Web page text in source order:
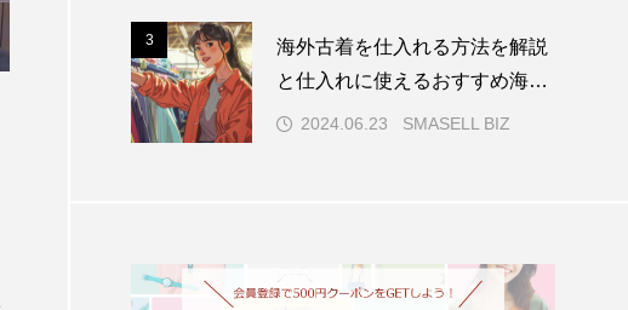
3
海外古着を仕入れる方法を解説
と仕入れに使えるおすすめ海外
サイト4選
2024.06.23 SMASELL BIZ